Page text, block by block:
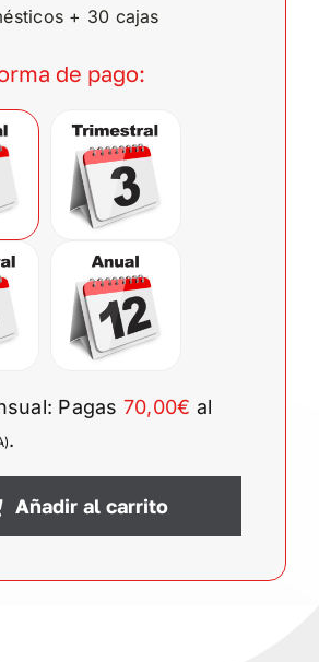
+ 30 cajas
de pago:
Pagas 70,00€ al
.
Añadir al carrito